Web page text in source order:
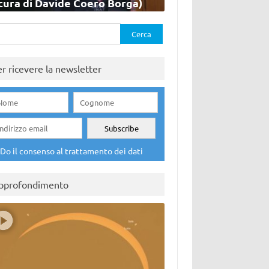
ricevere la newsletter
Do il consenso al trattamento dei dati